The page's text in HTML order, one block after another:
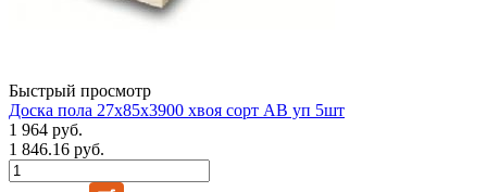
Быстрый просмотр
Доска пола 27х85х3900 хвоя сорт АВ уп 5шт
1 964 руб.
1 846.16 руб.